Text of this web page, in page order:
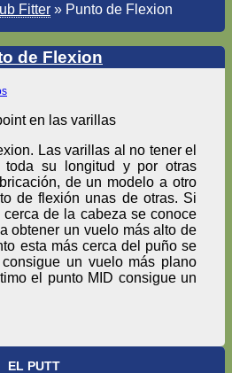
Fitter » Punto de Flexion
de Flexion
en las varillas
Las varillas al no tener el
toda su longitud y por otras
de un modelo a otro
de flexión unas de otras. Si
de la cabeza se conoce
obtener un vuelo más alto de
esta más cerca del puño se
un vuelo más plano
el punto MID consigue un
EL PUTT